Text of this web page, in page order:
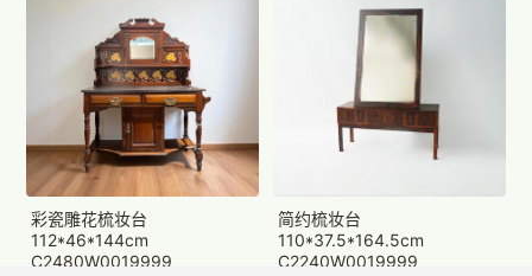
彩瓷雕花梳妆台
112*46*144cm
C2480W0019999
简约梳妆台
110*37.5*164.5cm
C2240W0019999